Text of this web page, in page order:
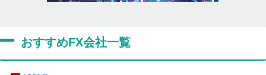
おすすめFX会社一覧